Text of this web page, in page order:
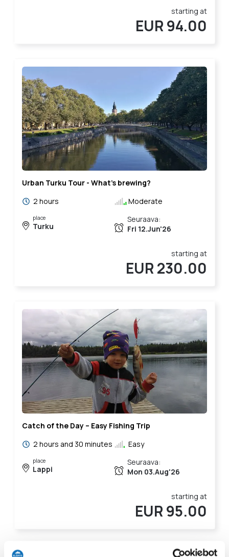
starting at
EUR 94.00
Urban Turku Tour - What's brewing?
2 hours
Moderate
place
Turku
Seuraava:
Fri 12.Jun'26
starting at
EUR 230.00
Catch of the Day – Easy Fishing Trip
2 hours and 30 minutes
Easy
place
Lappi
Seuraava:
Mon 03.Aug'26
starting at
EUR 95.00